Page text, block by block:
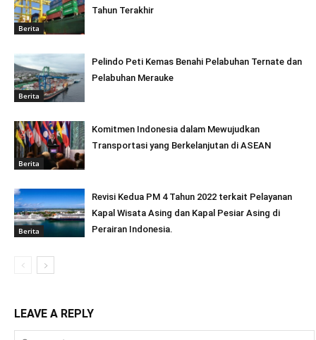
Berita
Tahun Terakhir
Berita
Pelindo Peti Kemas Benahi Pelabuhan Ternate dan
Pelabuhan Merauke
Berita
Komitmen Indonesia dalam Mewujudkan
Transportasi yang Berkelanjutan di ASEAN
Berita
Revisi Kedua PM 4 Tahun 2022 terkait Pelayanan
Kapal Wisata Asing dan Kapal Pesiar Asing di
Perairan Indonesia.
LEAVE A REPLY